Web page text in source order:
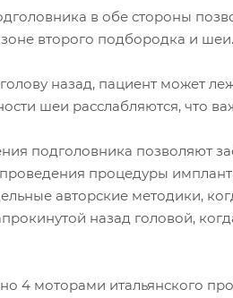
в обе стороны
второго подбородка и шеи.
назад, пациент может
шеи расслабляются, что
подголовника позволяют
процедуры
авторские методики,
назад головой,
4 моторами итальянского